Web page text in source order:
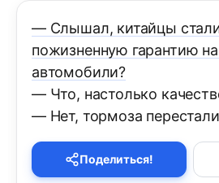
— Слышал, китайцы
пожизненную гарантию
автомобили?
— Что, настолько
— Нет, тормоза
Поделиться!